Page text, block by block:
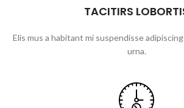
TACITIRS
Elis mus a habitant mi suspendisse
urna.